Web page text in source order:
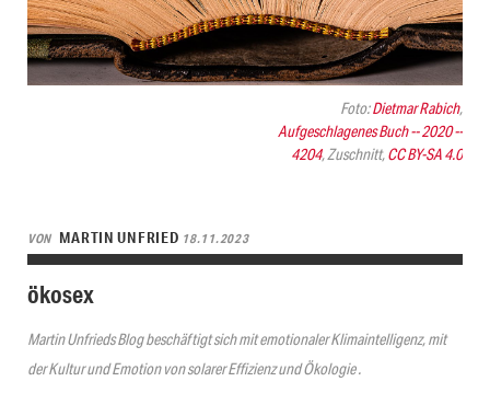
Foto:Dietmar Rabich,
Aufgeschlagenes Buch -- 2020 --
4204, Zuschnitt,CC BY-SA 4.0
VON MARTIN UNFRIED 18.11.2023
ökosex
Martin Unfrieds Blog beschäftigt sich mit emotionaler Klimaintelligenz, mit
der Kultur und Emotion von solarer Effizienz und Ökologie .